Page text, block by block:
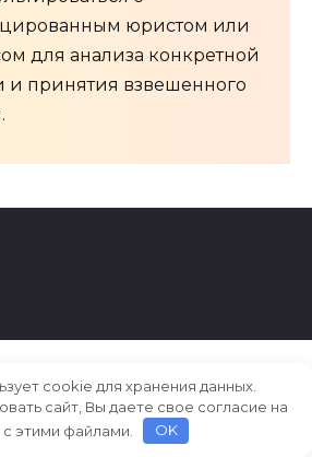
юристом или
для анализа конкретной
и принятия взвешенного
cookie для хранения данных.
сайт, Вы даете свое согласие на
этими файлами.
OK